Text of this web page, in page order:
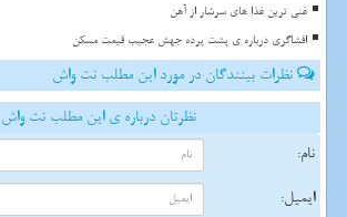
غنی ترین غذا های سرشار از آهن
افشاگری درباره ی پشت پرده جهش عجیب قیمت مسکن
نظرات بینندگان در مورد این مطلب نت واش
نظرتان درباره ی این مطلب نت واش
نام:
ایمیل: